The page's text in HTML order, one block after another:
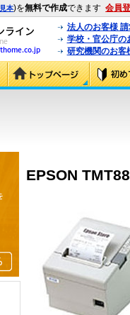
見本)を無料で作成できます 会員
法人のお客様
学校・官公庁の
研究機関のお客
EPSON